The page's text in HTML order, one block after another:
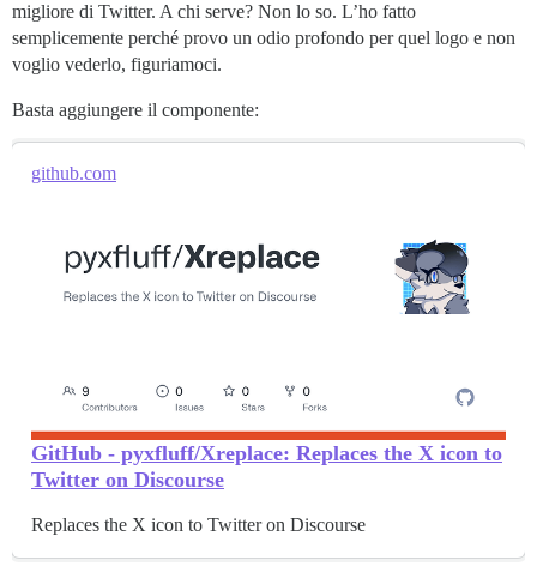
migliore di Twitter. A chi serve? Non lo so. L’ho fatto
semplicemente perché provo un odio profondo per quel logo e non
voglio vederlo, figuriamoci.
Basta aggiungere il componente:
github.com
GitHub - pyxfluff/Xreplace: Replaces the X icon to
Twitter on Discourse
Replaces the X icon to Twitter on Discourse